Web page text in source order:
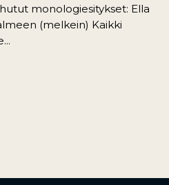
monologiesitykset: Ella
(melkein) Kaikki